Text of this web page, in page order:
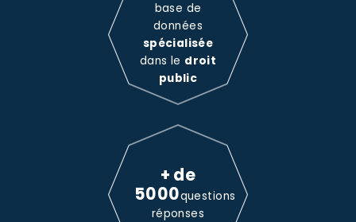
base de
données
spécialisée
dans le droit
public
+ de
5000questions
réponses